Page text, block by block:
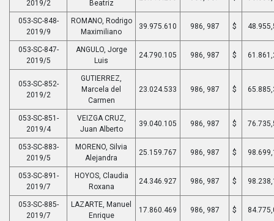
2019/2
Beatriz
053-SC-848-
2019/9
ROMANO, Rodrigo
Maximiliano
39.975.610 986, 987 $
053-SC-847-
2019/5
ANGULO, Jorge
Luis
24.790.105 986, 987 $
053-SC-852-
2019/2
GUTIERREZ,
Marcela del
Carmen
23.024.533 986, 987 $
053-SC-851-
2019/4
VEIZGA CRUZ,
Juan Alberto
39.040.105 986, 987 $
053-SC-883-
2019/5
MORENO, Silvia
Alejandra
25.159.767 986, 987 $
053-SC-891-
2019/7
HOYOS, Claudia
Roxana
24.346.927 986, 987 $
053-SC-885-
2019/7
LAZARTE, Manuel
Enrique
17.860.469 986, 987 $